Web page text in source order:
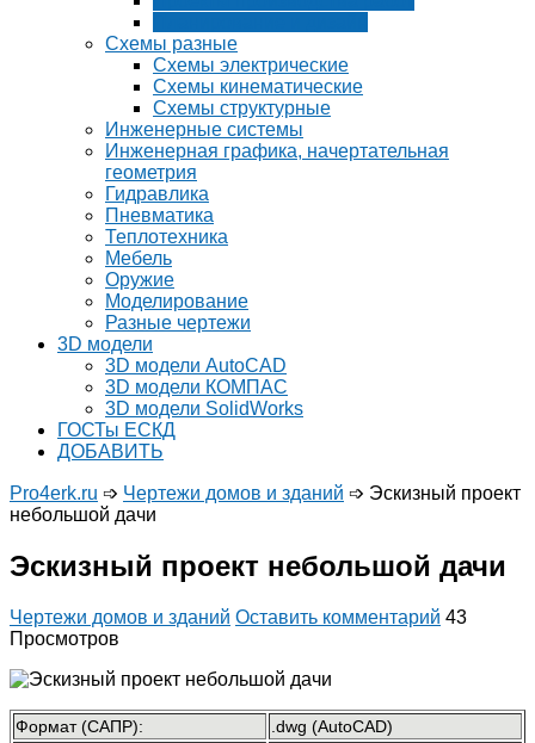
Схемы разные
Схемы электрические
Схемы кинематические
Схемы структурные
Инженерные системы
Инженерная графика, начертательная
геометрия
Гидравлика
Пневматика
Теплотехника
Мебель
Оружие
Моделирование
Разные чертежи
3D модели
3D модели AutoCAD
3D модели КОМПАС
3D модели SolidWorks
ГОСТы ЕСКД
ДОБАВИТЬ
Pro4erk.ru ➩ Чертежи домов и зданий ➩ Эскизный проект
небольшой дачи
Эскизный проект небольшой дачи
Чертежи домов и зданий Оставить комментарий 43
Просмотров
Формат (САПР):
.dwg (AutoCAD)